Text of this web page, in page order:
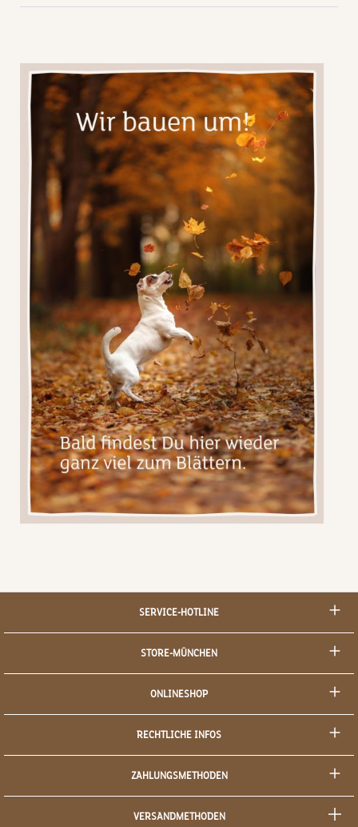
SERVICE-HOTLINE
STORE-MÜNCHEN
ONLINESHOP
RECHTLICHE INFOS
ZAHLUNGSMETHODEN
VERSANDMETHODEN